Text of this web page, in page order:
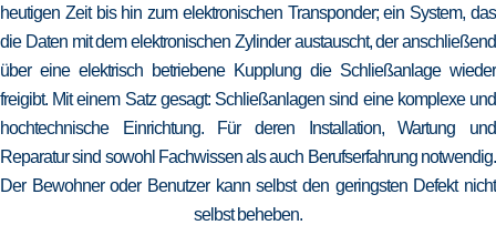
heutigen Zeit bis hin zum elektronischen Transponder; ein System, das
die Daten mit dem elektronischen Zylinder austauscht, der anschließend
über eine elektrisch betriebene Kupplung die Schließanlage wieder
freigibt. Mit einem Satz gesagt: Schließanlagen sind eine komplexe und
hochtechnische Einrichtung. Für deren Installation, Wartung und
Reparatur sind sowohl Fachwissen als auch Berufserfahrung notwendig.
Der Bewohner oder Benutzer kann selbst den geringsten Defekt nicht
selbst beheben.